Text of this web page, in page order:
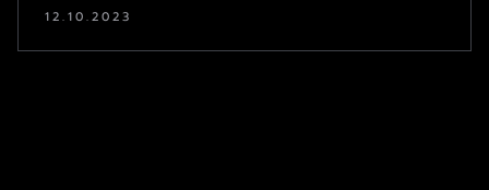
12.10.2023